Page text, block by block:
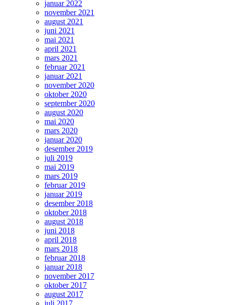
januar 2022
november 2021
august 2021
juni 2021
mai 2021
april 2021
mars 2021
februar 2021
januar 2021
november 2020
oktober 2020
september 2020
august 2020
mai 2020
mars 2020
januar 2020
desember 2019
juli 2019
mai 2019
mars 2019
februar 2019
januar 2019
desember 2018
oktober 2018
august 2018
juni 2018
april 2018
mars 2018
februar 2018
januar 2018
november 2017
oktober 2017
august 2017
juli 2017